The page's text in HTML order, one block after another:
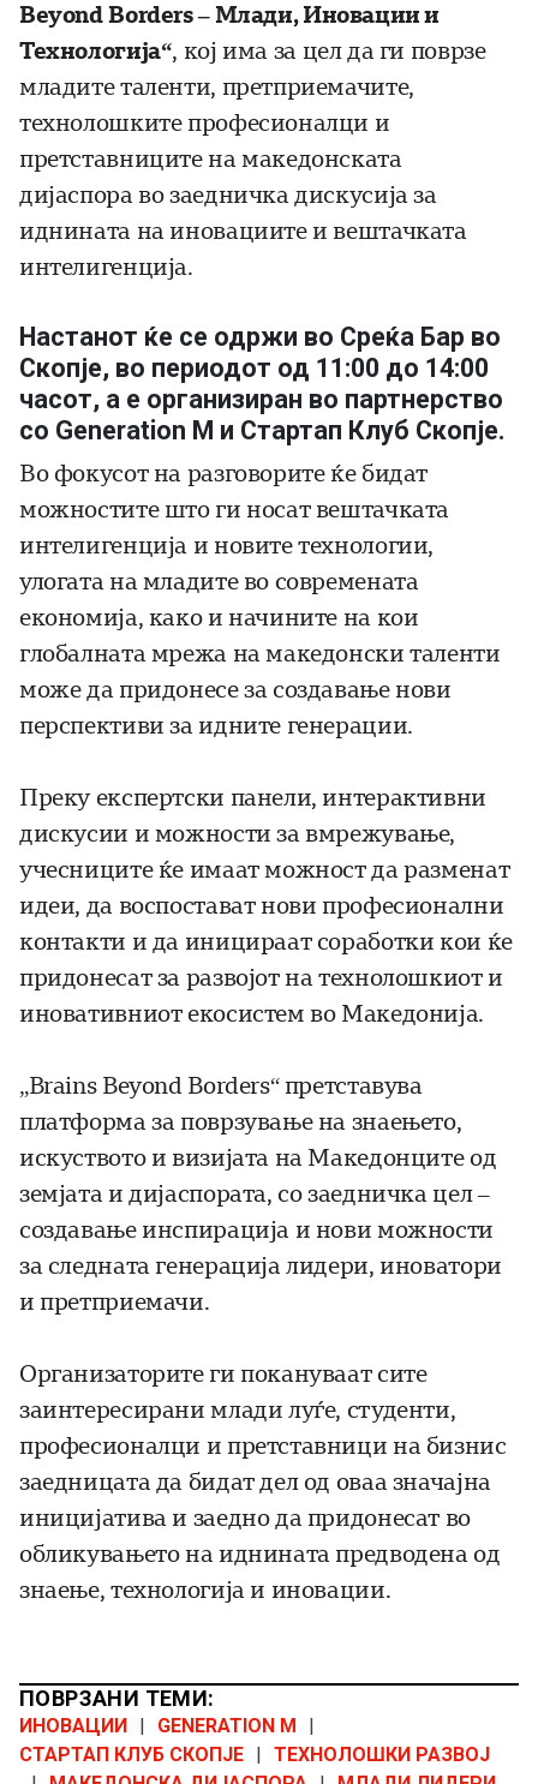
Beyond Borders– Млади, Иновации и
Технологија“, кој има за цел да ги поврзе
младите таленти, претприемачите,
технолошките професионалци и
претставниците на македонската
дијаспора во заедничка дискусија за
иднината на иновациите и вештачката
интелигенција.
Настанот ќе се одржи во Среќа Бар во
Скопје, во периодот од 11:00 до 14:00
часот, а е организиран во партнерство
со Generation M и Стартап Клуб Скопје.
Во фокусот на разговорите ќе бидат
можностите што ги носат вештачката
интелигенција и новите технологии,
улогата на младите во современата
економија, како и начините на кои
глобалната мрежа на македонски таленти
може да придонесе за создавање нови
перспективи за идните генерации.
Преку експертски панели, интерактивни
дискусии и можности за вмрежување,
учесниците ќе имаат можност да разменат
идеи, да воспостават нови професионални
контакти и да иницираат соработки кои ќе
придонесат за развојот на технолошкиот и
иновативниот екосистем во Македонија.
„Brains Beyond Borders“ претставува
платформа за поврзување на знаењето,
искуството и визијата на Македонците од
земјата и дијаспората, со заедничка цел –
создавање инспирација и нови можности
за следната генерација лидери, иноватори
и претприемачи.
Организаторите ги покануваат сите
заинтересирани млади луѓе, студенти,
професионалци и претставници на бизнис
заедницата да бидат дел од оваа значајна
иницијатива и заедно да придонесат во
обликувањето на иднината предводена од
знаење, технологија и иновации.
ПОВРЗАНИ ТЕМИ:
ИНОВАЦИИ GENERATION M
СТАРТАП КЛУБ СКОПЈЕ
ТЕХНОЛОШКИ РАЗВОЈ